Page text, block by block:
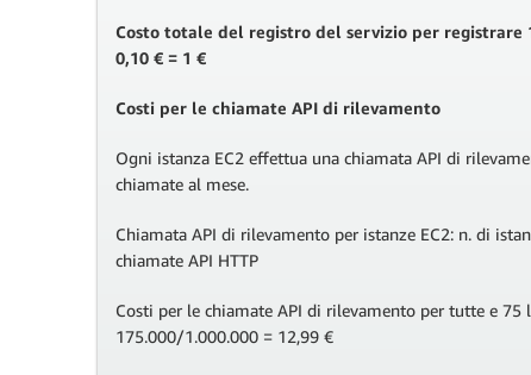
Costo totale del registro del servizio per registrare
0,10 € = 1 €
Costi per le chiamate API di rilevamento
Ogni istanza EC2 effettua una chiamata API di
chiamate al mese.
Chiamata API di rilevamento per istanze EC2: n. di
chiamate API HTTP
Costi per le chiamate API di rilevamento per tutte e 75
175.000/1.000.000 = 12,99 €